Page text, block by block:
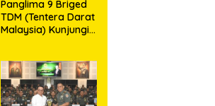
Panglima 9 Briged
TDM (Tentera Darat
Malaysia) Kunjungi
Sajingan, Perkuat
Sinergitas TNI–TDM